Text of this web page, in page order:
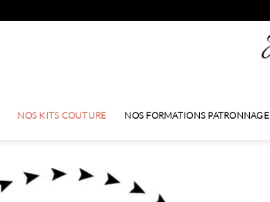
NOS KITS COUTURE NOS FORMATIONS PATRONNAGE